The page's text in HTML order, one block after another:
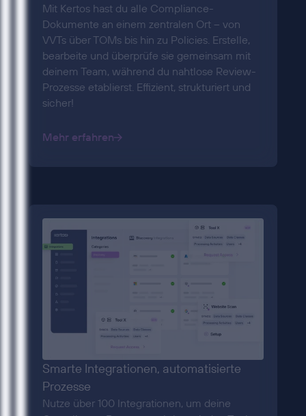
Mit Kertos hast du alle Compliance-
Dokumente an einem zentralen Ort – von
VVTs über TOMs bis hin zu Policies. Erstelle,
bearbeite und überprüfe sie gemeinsam mit
deinem Team, während du nahtlose Review-
Prozesse etablierst. Effizient, strukturiert und
sicher!
Mehr erfahren
Smarte Integrationen, automatisierte
Prozesse
Nutze über 100 Integrationen, um deine